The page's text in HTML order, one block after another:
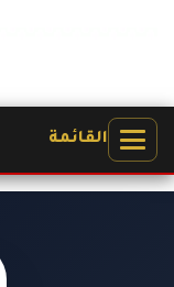
القائمة